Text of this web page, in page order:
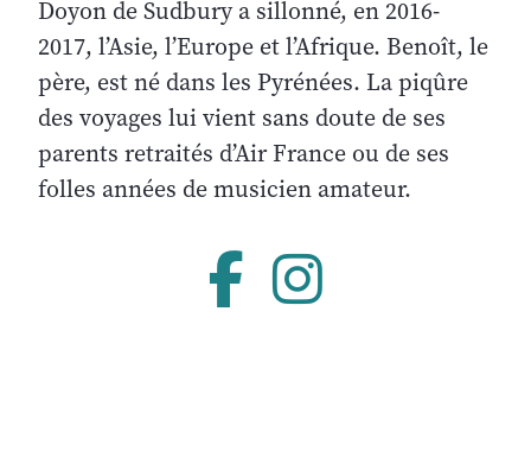
Doyon de Sudbury a sillonné, en 2016-
2017, l’Asie, l’Europe et l’Afrique. Benoît, le
père, est né dans les Pyrénées. La piqûre
des voyages lui vient sans doute de ses
parents retraités d’Air France ou de ses
folles années de musicien amateur.